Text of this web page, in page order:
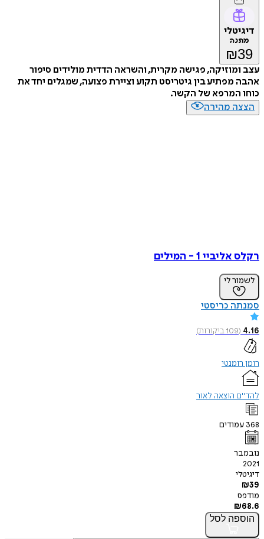
דיגיטלי
מתנה
₪39
עצב ומוזיקה, פגישה מקרית, והשראה הדדית מולידים סיפור
אהבה מפתיע בין גיטריסט תקוע וציירת פצועה, שמגלים יחד את
כוחו המרפא של הקשר.
הצצה מהירה
רקלס אליביי 1 - המילים
לשמור לי
סמנתה כריסטי
4.16
(
109ביקורות)
רומן רומנטי
להד"ם הוצאה לאור
368 עמודים
נובמבר
2021
דיגיטלי
₪39
מודפס
₪68.6
הוספה לסל